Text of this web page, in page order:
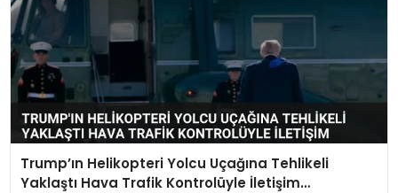
Trump’ın Helikopteri Yolcu Uçağına Tehlikeli
Yaklaştı Hava Trafik Kontrolüyle İletişim